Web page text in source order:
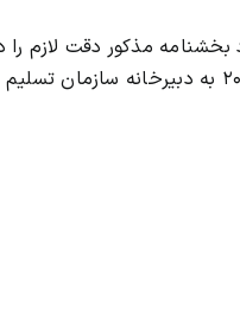
مذکور دقت لازم را
-از داوطلبان خواهشمند است مدارک لازم را تا آخر وقت اداری ۲۰/۲/۸۶